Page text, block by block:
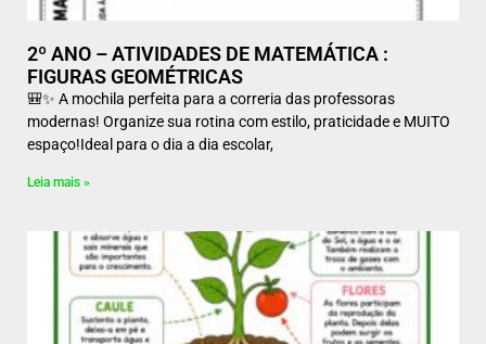
2º ANO – ATIVIDADES DE MATEMÁTICA :
FIGURAS GEOMÉTRICAS
🎒✨ A mochila perfeita para a correria das professoras
modernas! Organize sua rotina com estilo, praticidade e MUITO
espaço!Ideal para o dia a dia escolar,
Leia mais »